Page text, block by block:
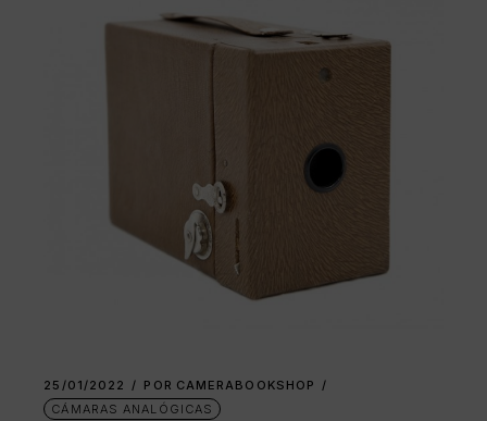
25/01/2022 POR CAMERABOOKSHOP
CÁMARAS ANALÓGICAS